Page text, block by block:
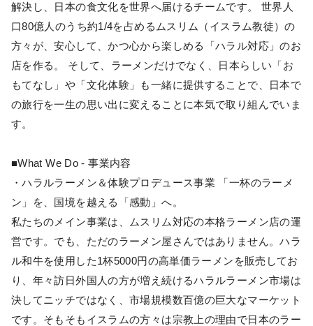
解決し、日本の食文化を世界へ届けるチームです。 世界人
口80億人のうち約1/4を占めるムスリム（イスラム教徒）の
方々が、安心して、かつ心から楽しめる「ハラル対応」のお
店を作る。 そして、ラーメンだけでなく、日本らしい「お
もてなし」や「文化体験」も一緒に提供することで、日本で
の旅行を一生の思い出に変えることに本気で取り組んでいま
す。
■What We Do - 事業内容
・ハラルラーメン＆体験プロデュース事業 「一杯のラーメ
ン」を、国境を越える「感動」へ。
私たちのメイン事業は、ムスリム対応の本格ラーメン店の運
営です。でも、ただのラーメン屋さんではありません。ハラ
ル和牛を使用した1杯5000円の高単価ラーメンを販売してお
り、年々訪日外国人の方が増え続けるハラルラーメン市場は
決してニッチではなく、市場規模数百億の巨大なマーケット
です。そもそもイスラムの方々は宗教上の理由で日本のラー